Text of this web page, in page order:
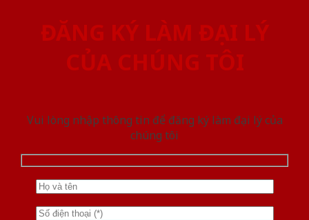
ĐĂNG KÝ LÀM ĐẠI LÝ
CỦA CHÚNG TÔI
Vui lòng nhập thông tin để đăng ký làm đại lý của
chúng tôi